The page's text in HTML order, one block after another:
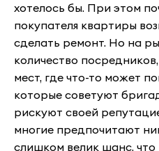
хотелось бы. При этом
покупателя квартиры
сделать ремонт. Но на
количество
мест, где что-то может
которые советуют
рискуют своей
многие предпочитают
слишком велик шанс, что